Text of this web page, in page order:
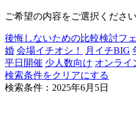
ご希望の内容をご選択ください
後悔しないための比較検討フ
婚 会場イチオシ！ 月イチBIG
平日開催 少人数向け オンライ
検索条件をクリアにする
検索条件：2025年6月5日